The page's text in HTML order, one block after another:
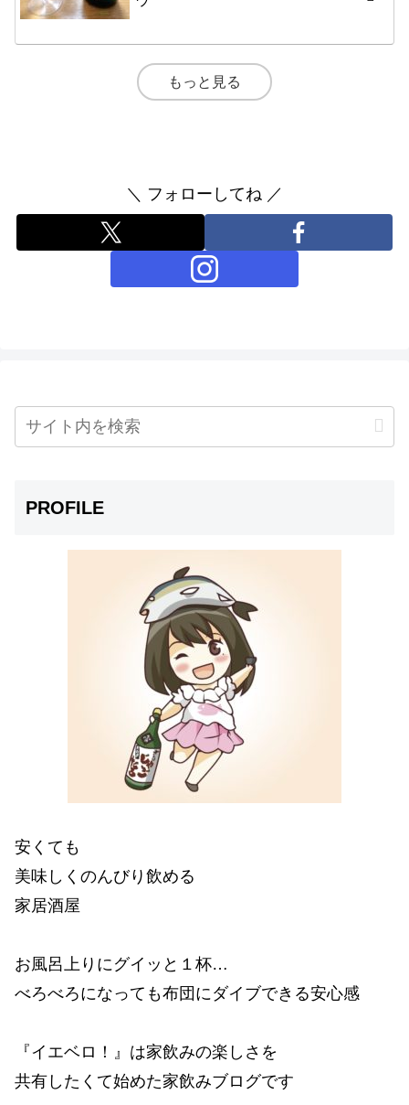
もっと見る
＼ フォローしてね ／
PROFILE
安くても
美味しくのんびり飲める
家居酒屋
お風呂上りにグイッと１杯…
べろべろになっても布団にダイブできる安心感
『イエベロ！』は家飲みの楽しさを
共有したくて始めた家飲みブログです